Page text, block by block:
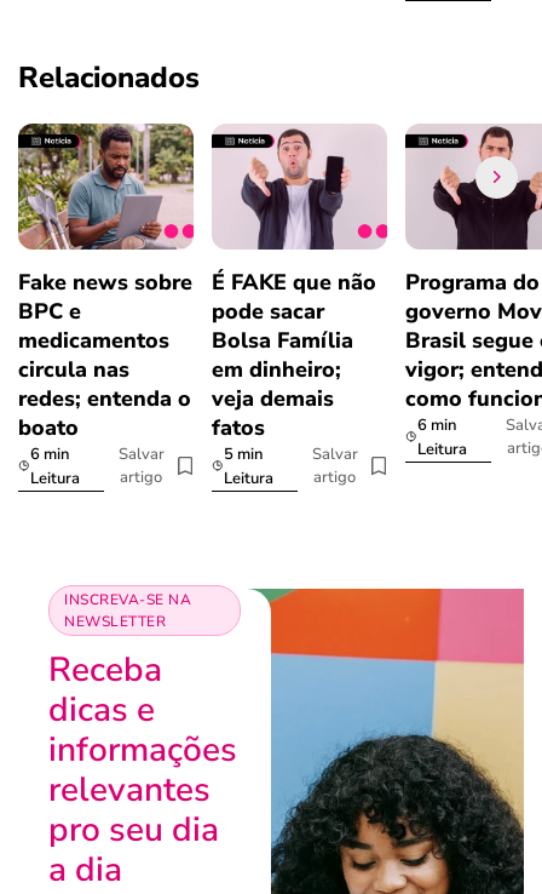
Relacionados
Fake news sobre
BPC e
medicamentos
circula nas
redes; entenda o
boato
6 min
Leitura
Salvar
artigo
É FAKE que não
pode sacar
Bolsa Família
em dinheiro;
veja demais
fatos
5 min
Leitura
Salvar
artigo
Programa do
governo
Brasil segue
vigor;
como
6 min
Leitura
INSCREVA-SE NA
NEWSLETTER
Receba
dicas e
informações
relevantes
pro seu dia
a dia